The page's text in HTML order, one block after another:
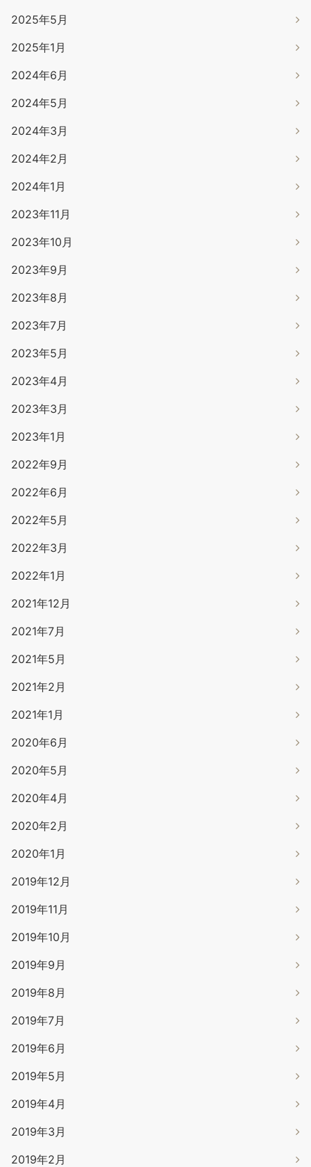
2025年5月
2025年1月
2024年6月
2024年5月
2024年3月
2024年2月
2024年1月
2023年11月
2023年10月
2023年9月
2023年8月
2023年7月
2023年5月
2023年4月
2023年3月
2023年1月
2022年9月
2022年6月
2022年5月
2022年3月
2022年1月
2021年12月
2021年7月
2021年5月
2021年2月
2021年1月
2020年6月
2020年5月
2020年4月
2020年2月
2020年1月
2019年12月
2019年11月
2019年10月
2019年9月
2019年8月
2019年7月
2019年6月
2019年5月
2019年4月
2019年3月
2019年2月